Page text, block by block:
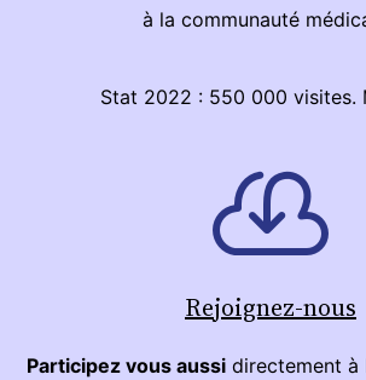
à la communauté
Stat 2022 : 550 000 visites.
Rejoignez-nous
Participez vous aussi directement à